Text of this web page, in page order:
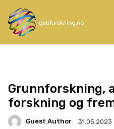
Grunnforskning,
forskning og
Guest Author 31.05.2023